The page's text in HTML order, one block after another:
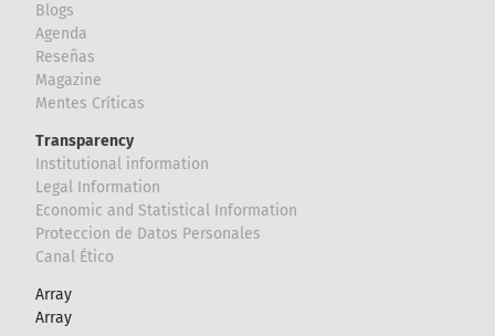
Blogs
Agenda
Reseñas
Magazine
Mentes Críticas
Transparency
Institutional information
Legal Information
Economic and Statistical Information
Proteccion de Datos Personales
Canal Ético
Array
Array